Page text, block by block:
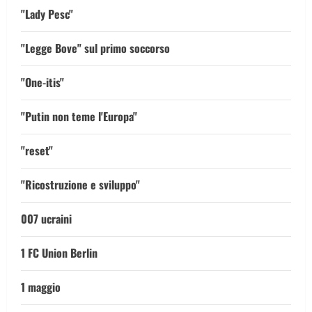
"Lady Pesc"
"Legge Bove" sul primo soccorso
"One-itis"
"Putin non teme l'Europa"
"reset"
"Ricostruzione e sviluppo"
007 ucraini
1 FC Union Berlin
1 maggio